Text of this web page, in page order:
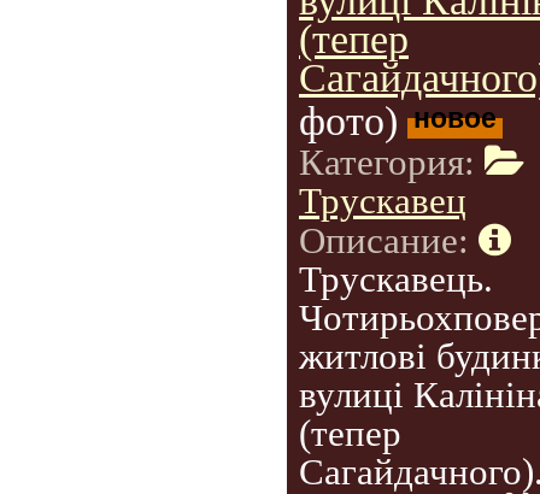
(тепер
фото) новое
Категория:
Трускавец
Описание:
Трускавець.
житлові
вулиці
(тепер